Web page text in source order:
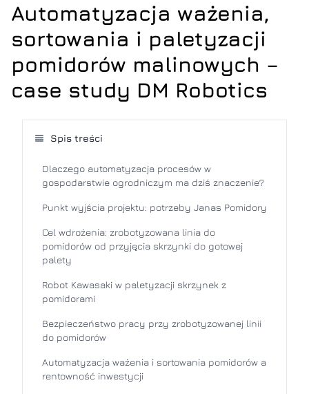
Automatyzacja ważenia,
sortowania i paletyzacji
pomidorów malinowych –
case study DM Robotics
Spis treści
Dlaczego automatyzacja procesów w
gospodarstwie ogrodniczym ma dziś znaczenie?
Punkt wyjścia projektu: potrzeby Janas Pomidory
Cel wdrożenia: zrobotyzowana linia do
pomidorów od przyjęcia skrzynki do gotowej
palety
Robot Kawasaki w paletyzacji skrzynek z
pomidorami
Bezpieczeństwo pracy przy zrobotyzowanej linii
do pomidorów
Automatyzacja ważenia i sortowania pomidorów a
rentowność inwestycji